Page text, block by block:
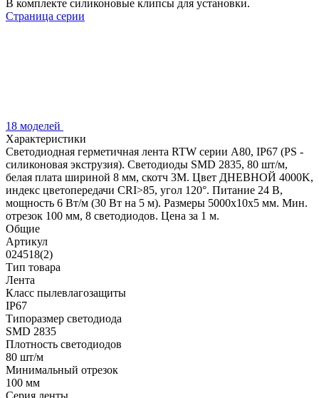
В комплекте силиконовые клипсы для установки.
Страница серии
18 моделей
Характеристики
Светодиодная герметичная лента RTW серии A80, IP67 (PS -
силиконовая экструзия). Светодиоды SMD 2835, 80 шт/м,
белая плата шириной 8 мм, скотч 3M. Цвет ДНЕВНОЙ 4000K,
индекс цветопередачи CRI>85, угол 120°. Питание 24 В,
мощность 6 Вт/м (30 Вт на 5 м). Размеры 5000x10x5 мм. Мин.
отрезок 100 мм, 8 светодиодов. Цена за 1 м.
Общие
Артикул
024518(2)
Тип товара
Лента
Класс пылевлагозащиты
IP67
Типоразмер светодиода
SMD 2835
Плотность светодиодов
80 шт/м
Минимальный отрезок
100 мм
Серия ленты